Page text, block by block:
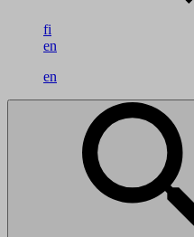
fi
en
en